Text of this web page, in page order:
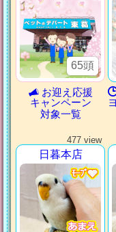
65頭
お迎え応援
キャンペーン
対象一覧
477 view
日暮本店
ﾓｰﾌﾞ🩶
ﾓｰﾌﾞ🩶
ﾓｰﾌﾞ🩶
ﾓｰﾌﾞ🩶